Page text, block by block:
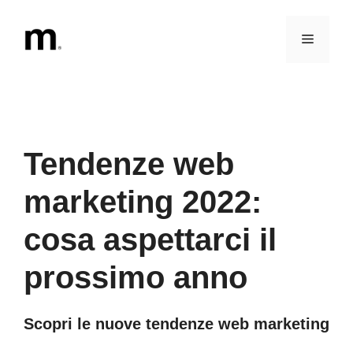
contenuto
Menu
Tendenze web
marketing 2022:
cosa aspettarci il
prossimo anno
Scopri le nuove tendenze web marketing